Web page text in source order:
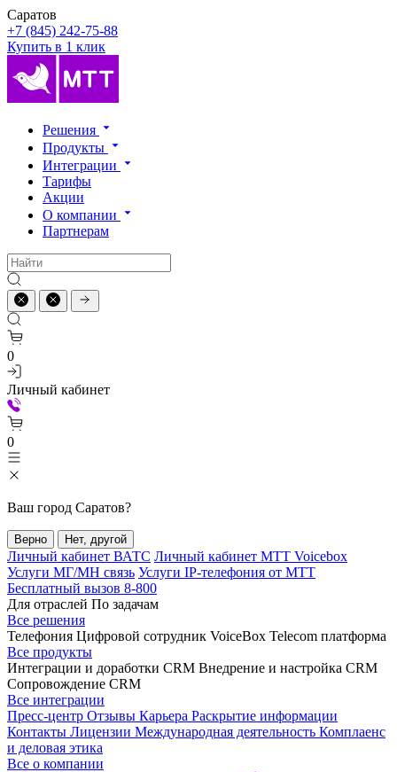
Саратов
+7 (845) 242-75-88
Купить в 1 клик
Решения
Продукты
Интеграции
Тарифы
Акции
О компании
Партнерам
0
Личный кабинет
0
Ваш город Саратов?
Верно Нет, другой
Личный кабинет ВАТС Личный кабинет МТТ Voicebox
Услуги МГ/МН связь Услуги IP-телефония от МТТ
Бесплатный вызов 8-800
Для отраслей По задачам
Все решения
Телефония Цифровой сотрудник VoiceBox Telecom платформа
Все продукты
Интеграции и доработки CRM Внедрение и настройка CRM
Сопровождение CRM
Все интеграции
Пресс-центр Отзывы Карьера Раскрытие информации
Контакты Лицензии Международная деятельность Комплаенс
и деловая этика
Все о компании